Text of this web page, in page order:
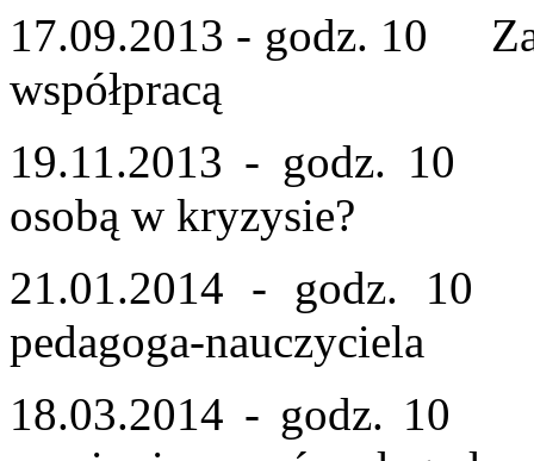
17.09.2013 - godz. 10
współpracą
19.11.2013 - godz. 10
osobą w kryzysie?
21.01.2014 - godz. 10
pedagoga-nauczyciela
18.03.2014 - godz. 10